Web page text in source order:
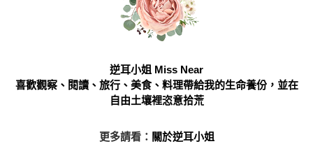
逆耳小姐 Miss Near
喜歡觀察、閱讀、旅行、美食、料理帶給我的生命養份，並在
自由土壤裡恣意拾荒
更多請看： 關於逆耳小姐